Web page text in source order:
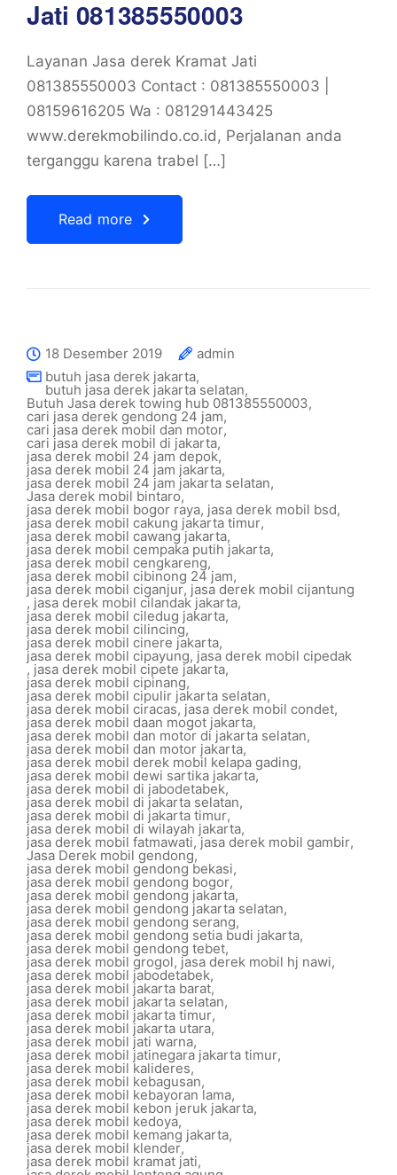
Jati 081385550003
Layanan Jasa derek Kramat Jati
081385550003 Contact : 081385550003 |
08159616205 Wa : 081291443425
www.derekmobilindo.co.id, Perjalanan anda
terganggu karena trabel […]
Read more
18 Desember 2019
admin
butuh jasa derek jakarta,
butuh jasa derek jakarta selatan,
Butuh Jasa derek towing hub 081385550003,
cari jasa derek gendong 24 jam,
cari jasa derek mobil dan motor,
cari jasa derek mobil di jakarta,
jasa derek mobil 24 jam depok,
jasa derek mobil 24 jam jakarta,
jasa derek mobil 24 jam jakarta selatan,
Jasa derek mobil bintaro,
jasa derek mobil bogor raya, jasa derek mobil bsd,
jasa derek mobil cakung jakarta timur,
jasa derek mobil cawang jakarta,
jasa derek mobil cempaka putih jakarta,
jasa derek mobil cengkareng,
jasa derek mobil cibinong 24 jam,
jasa derek mobil ciganjur, jasa derek mobil cijantung
, jasa derek mobil cilandak jakarta,
jasa derek mobil ciledug jakarta,
jasa derek mobil cilincing,
jasa derek mobil cinere jakarta,
jasa derek mobil cipayung, jasa derek mobil cipedak
, jasa derek mobil cipete jakarta,
jasa derek mobil cipinang,
jasa derek mobil cipulir jakarta selatan,
jasa derek mobil ciracas, jasa derek mobil condet,
jasa derek mobil daan mogot jakarta,
jasa derek mobil dan motor di jakarta selatan,
jasa derek mobil dan motor jakarta,
jasa derek mobil derek mobil kelapa gading,
jasa derek mobil dewi sartika jakarta,
jasa derek mobil di jabodetabek,
jasa derek mobil di jakarta selatan,
jasa derek mobil di jakarta timur,
jasa derek mobil di wilayah jakarta,
jasa derek mobil fatmawati,jasa derek mobil gambir,
Jasa Derek mobil gendong,
jasa derek mobil gendong bekasi,
jasa derek mobil gendong bogor,
jasa derek mobil gendong jakarta,
jasa derek mobil gendong jakarta selatan,
jasa derek mobil gendong serang,
jasa derek mobil gendong setia budi jakarta,
jasa derek mobil gendong tebet,
jasa derek mobil grogol, jasa derek mobil hj nawi,
jasa derek mobil jabodetabek,
jasa derek mobil jakarta barat,
jasa derek mobil jakarta selatan,
jasa derek mobil jakarta timur,
jasa derek mobil jakarta utara,
jasa derek mobil jati warna,
jasa derek mobil jatinegara jakarta timur,
jasa derek mobil kalideres,
jasa derek mobil kebagusan,
jasa derek mobil kebayoran lama,
jasa derek mobil kebon jeruk jakarta,
jasa derek mobil kedoya,
jasa derek mobil kemang jakarta,
jasa derek mobil klender,
jasa derek mobil kramat jati,